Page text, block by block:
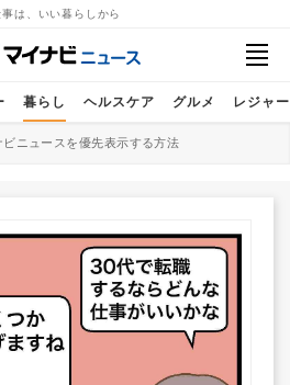
事は、いい暮らしから
暮らし ヘルスケア グルメ レジャー
ニュースを優先表示する方法